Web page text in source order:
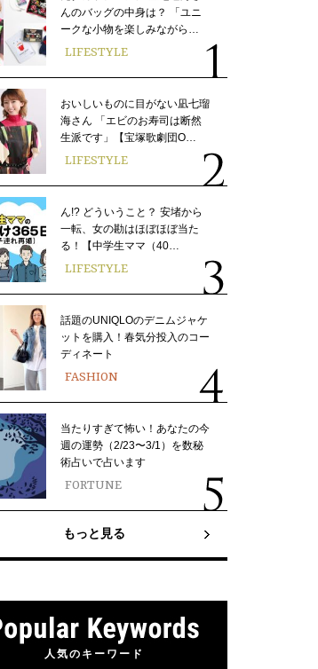
んのバッグの中身は？ 「ユニ
ークな小物を楽しみながら…
LIFESTYLE
おいしいものに目がない凪七瑠
海さん 「エビのお寿司は断然
生派です」【宝塚歌劇団O…
LIFESTYLE
ん!? どういうこと？ 安堵から
一転、女の勘はほぼほぼ当た
る！【中学生ママ（40…
LIFESTYLE
話題のUNIQLOのデニムジャケ
ットを購入！春気分投入のコー
ディネート
FASHION
当たりすぎて怖い！あなたの今
週の運勢（2/23〜3/1）を数秘
術占いで占います
FORTUNE
もっと見る
人気のキーワード